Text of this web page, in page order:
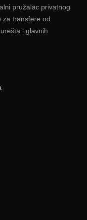
pružalac privatnog
za transfere od
i glavnih